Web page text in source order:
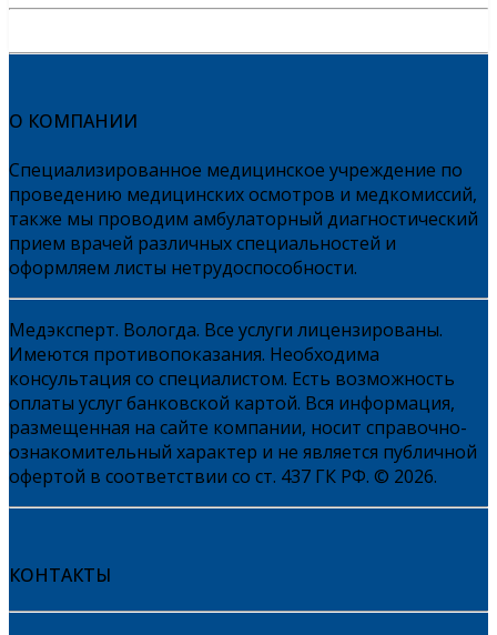
О КОМПАНИИ
Специализированное медицинское учреждение по
проведению медицинских осмотров и медкомиссий,
также мы проводим амбулаторный диагностический
прием врачей различных специальностей и
оформляем листы нетрудоспособности.
Медэксперт. Вологда. Все услуги лицензированы.
Имеются противопоказания. Необходима
консультация со специалистом. Есть возможность
оплаты услуг банковской картой. Вся информация,
размещенная на сайте компании, носит справочно-
ознакомительный характер и не является публичной
офертой в соответствии со ст. 437 ГК РФ. © 2026.
КОНТАКТЫ